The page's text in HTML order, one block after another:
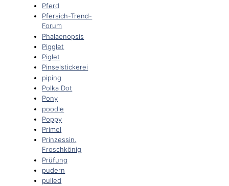
Pferd
Pfersich-Trend-
Forum
Phalaenopsis
Pigglet
Piglet
Pinselstickerei
piping
Polka Dot
Pony
poodle
Poppy
Primel
Prinzessin.
Froschkönig
Prüfung
pudern
pulled